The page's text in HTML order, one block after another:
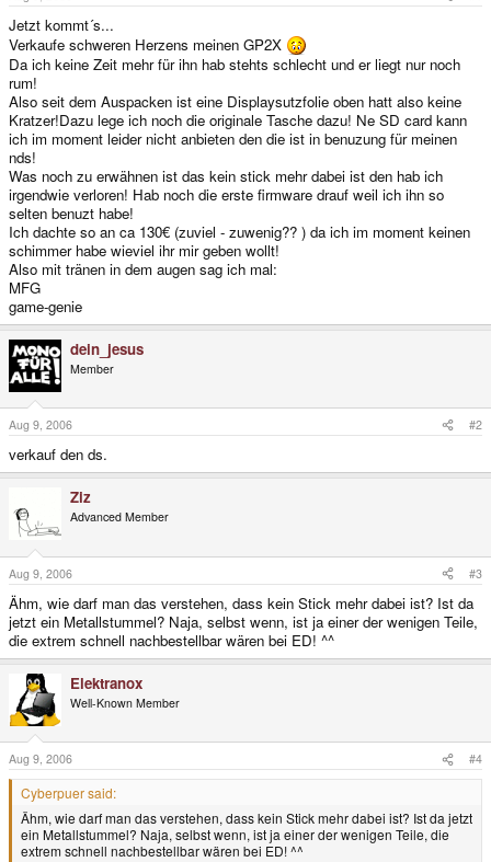
Jetzt kommt´s...
Verkaufe schweren Herzens meinen GP2X
Da ich keine Zeit mehr für ihn hab stehts schlecht und er liegt nur noch
rum!
Also seit dem Auspacken ist eine Displaysutzfolie oben hatt also keine
Kratzer!Dazu lege ich noch die originale Tasche dazu! Ne SD card kann
ich im moment leider nicht anbieten den die ist in benuzung für meinen
nds!
Was noch zu erwähnen ist das kein stick mehr dabei ist den hab ich
irgendwie verloren! Hab noch die erste firmware drauf weil ich ihn so
selten benuzt habe!
Ich dachte so an ca 130€ (zuviel - zuwenig?? ) da ich im moment keinen
schimmer habe wieviel ihr mir geben wollt!
Also mit tränen in dem augen sag ich mal:
MFG
game-genie
dein_jesus
Member
Aug 9, 2006 #2
verkauf den ds.
Ziz
Advanced Member
Aug 9, 2006 #3
Ähm, wie darf man das verstehen, dass kein Stick mehr dabei ist? Ist da
jetzt ein Metallstummel? Naja, selbst wenn, ist ja einer der wenigen Teile,
die extrem schnell nachbestellbar wären bei ED! ^^
Elektranox
Well-Known Member
Aug 9, 2006 #4
Cyberpuer said:
Ähm, wie darf man das verstehen, dass kein Stick mehr dabei ist? Ist da jetzt
ein Metallstummel? Naja, selbst wenn, ist ja einer der wenigen Teile, die
extrem schnell nachbestellbar wären bei ED! ^^